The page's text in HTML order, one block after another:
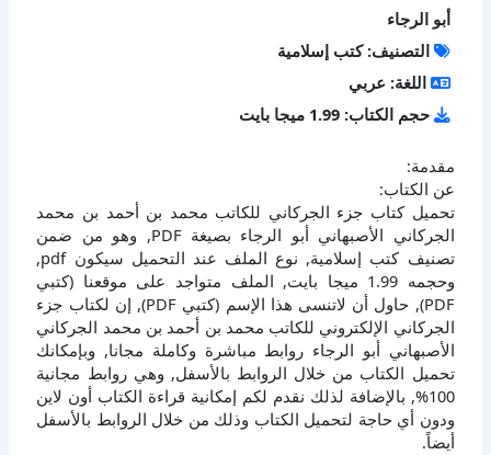
أبو الرجاء
التصنيف: كتب إسلامية
اللغة: عربي
حجم الكتاب: 1.99 ميجا بايت
مقدمة:
عن الكتاب:
تحميل كتاب جزء الجركاني للكاتب محمد بن أحمد بن محمد
الجركاني الأصبهاني أبو الرجاء بصيغة PDF, وهو من ضمن
تصنيف كتب إسلامية, نوع الملف عند التحميل سيكون pdf,
وحجمه 1.99 ميجا بايت, الملف متواجد على موقعنا (كتبي
PDF), حاول أن لاتنسى هذا الإسم (كتبي PDF), إن لكتاب جزء
الجركاني الإلكتروني للكاتب محمد بن أحمد بن محمد الجركاني
الأصبهاني أبو الرجاء روابط مباشرة وكاملة مجانا, وبإمكانك
تحميل الكتاب من خلال الروابط بالأسفل, وهي روابط مجانية
100%, بالإضافة لذلك نقدم لكم إمكانية قراءة الكتاب أون لاين
ودون أي حاجة لتحميل الكتاب وذلك من خلال الروابط بالأسفل
أيضاً.